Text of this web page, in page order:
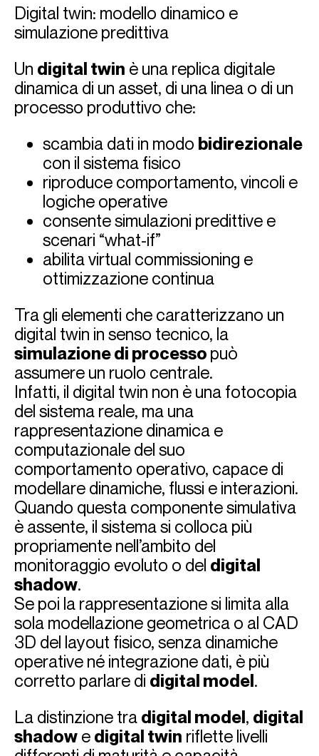
Digital twin: modello dinamico e
simulazione predittiva
Un digital twin è una replica digitale
dinamica di un asset, di una linea o di un
processo produttivo che:
scambia dati in modo bidirezionale
con il sistema fisico
riproduce comportamento, vincoli e
logiche operative
consente simulazioni predittive e
scenari “what-if”
abilita virtual commissioning e
ottimizzazione continua
Tra gli elementi che caratterizzano un
digital twin in senso tecnico, la
simulazione di processo può
assumere un ruolo centrale.
Infatti, il digital twin non è una fotocopia
del sistema reale, ma una
rappresentazione dinamica e
computazionale del suo
comportamento operativo, capace di
modellare dinamiche, flussi e interazioni.
Quando questa componente simulativa
è assente, il sistema si colloca più
propriamente nell’ambito del
monitoraggio evoluto o del digital
shadow.
Se poi la rappresentazione si limita alla
sola modellazione geometrica o al CAD
3D del layout fisico, senza dinamiche
operative né integrazione dati, è più
corretto parlare di digital model.
La distinzione tra digital model, digital
shadow e digital twin riflette livelli